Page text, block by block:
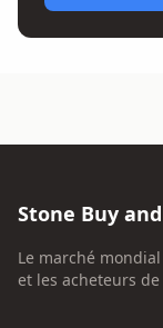
Stone Buy
Le marché
et les acheteurs